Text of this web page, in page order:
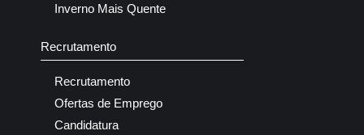
Inverno Mais Quente
Recrutamento
Recrutamento
Ofertas de Emprego
Candidatura